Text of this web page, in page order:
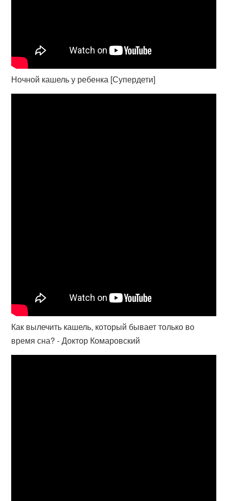
Ночной кашель у ребенка [Супердети]
Как вылечить кашель, который бывает только во
время сна? - Доктор Комаровский